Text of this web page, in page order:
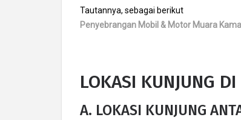
Tautannya, sebagai berikut
Penyebrangan Mobil & Motor Muara
LOKASI KUNJUNG
A. LOKASI KUNJUNG